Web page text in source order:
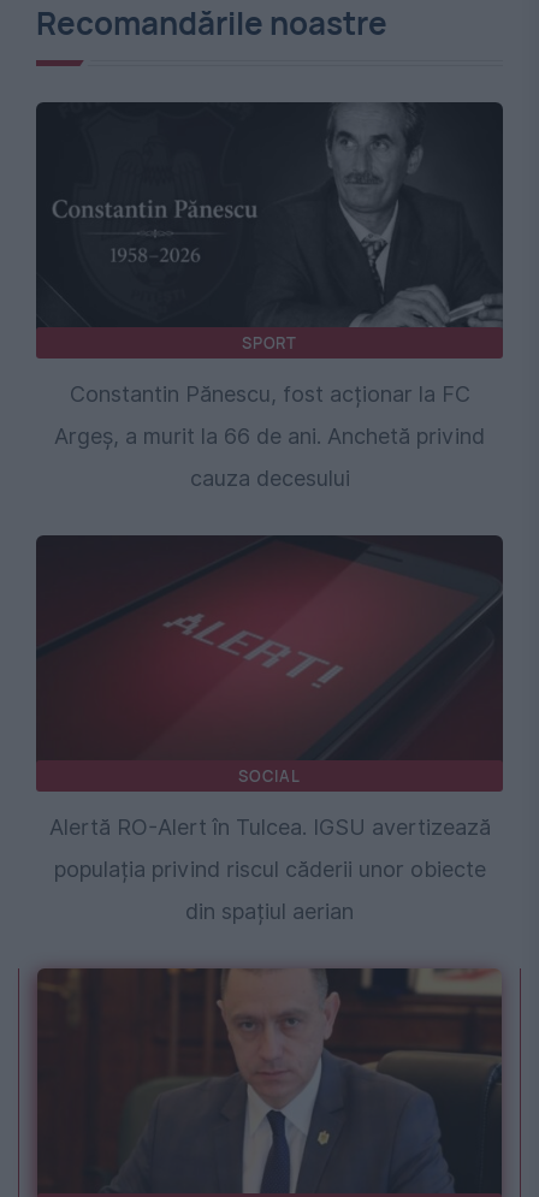
Recomandările noastre
SPORT
Constantin Pănescu, fost acționar la FC
Argeș, a murit la 66 de ani. Anchetă privind
cauza decesului
SOCIAL
Alertă RO-Alert în Tulcea. IGSU avertizează
populația privind riscul căderii unor obiecte
din spațiul aerian